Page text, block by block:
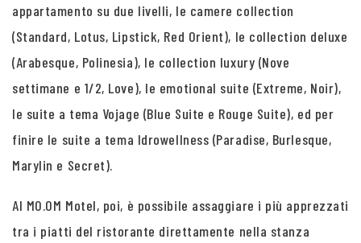
appartamento su due livelli, le camere collection
(Standard, Lotus, Lipstick, Red Orient), le collection deluxe
(Arabesque, Polinesia), le collection luxury (Nove
settimane e 1/2, Love), le emotional suite (Extreme, Noir),
le suite a tema Vojage (Blue Suite e Rouge Suite), ed per
finire le suite a tema Idrowellness (Paradise, Burlesque,
Marylin e Secret).
Al MO.OM Motel, poi, è possibile assaggiare i più apprezzati
tra i piatti del ristorante direttamente nella stanza